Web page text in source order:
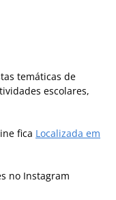
temáticas de
escolares,
fica Localizada em
no Instagram